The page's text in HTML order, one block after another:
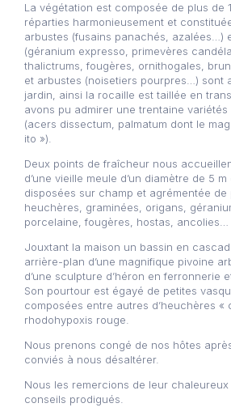
La végétation est composée de plus de
réparties harmonieusement et
arbustes (fusains panachés, azalées…)
(géranium expresso, primevères
thalictrums, fougères, ornithogales,
et arbustes (noisetiers pourpres…) sont
jardin, ainsi la rocaille est taillée en
avons pu admirer une trentaine variétés
(acers dissectum, palmatum dont le
ito »).
Deux points de fraîcheur nous
d’une vieille meule d’un diamètre de 5
disposées sur champ et agrémentée de
heuchères, graminées, origans,
porcelaine, fougères, hostas, ancolies…
Jouxtant la maison un bassin en
arrière-plan d’une magnifique pivoine
d’une sculpture d’héron en ferronnerie
Son pourtour est égayé de petites
composées entre autres d’heuchères «
rhodohypoxis rouge.
Nous prenons congé de nos hôtes
conviés à nous désaltérer.
Nous les remercions de leur
conseils prodigués.